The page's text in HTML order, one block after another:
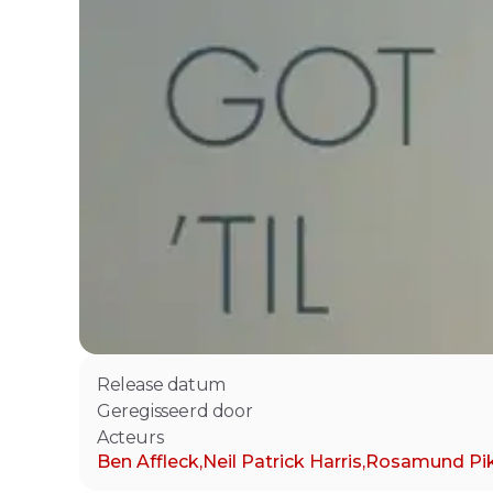
Release datum
Geregisseerd door
Acteurs
Ben Affleck,Neil Patrick Harris,Rosamund